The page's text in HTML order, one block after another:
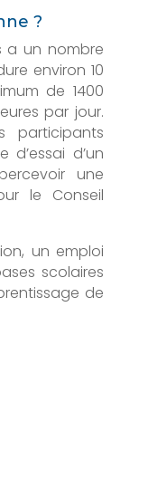
?
a un nombre
environ 10
de 1400
par jour.
participants
d’un
une
le Conseil
un emploi
scolaires
de